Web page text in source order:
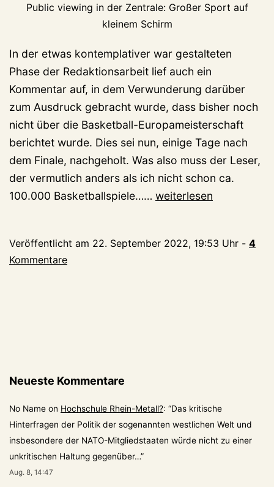
Public viewing in der Zentrale: Großer Sport auf
kleinem Schirm
In der etwas kontemplativer war gestalteten
Phase der Redaktionsarbeit lief auch ein
Kommentar auf, in dem Verwunderung darüber
zum Ausdruck gebracht wurde, dass bisher noch
nicht über die Basketball-Europameisterschaft
berichtet wurde. Dies sei nun, einige Tage nach
dem Finale, nachgeholt. Was also muss der Leser,
der vermutlich anders als ich nicht schon ca.
100.000 Basketballspiele…… Von
die
weiterlesen
Veröffentlicht am 22. September 2022, 19:53 Uhr - 4
Kommentare
Neueste Kommentare
No Name on Hochschule Rhein-Metall?: “Das kritische
Hinterfragen der Politik der sogenannten westlichen Welt und
insbesondere der NATO-Mitgliedstaaten würde nicht zu einer
unkritischen Haltung gegenüber…”
Aug. 8, 14:47